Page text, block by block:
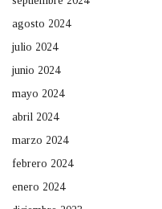
agosto 2024
julio 2024
junio 2024
mayo 2024
abril 2024
marzo 2024
febrero 2024
enero 2024